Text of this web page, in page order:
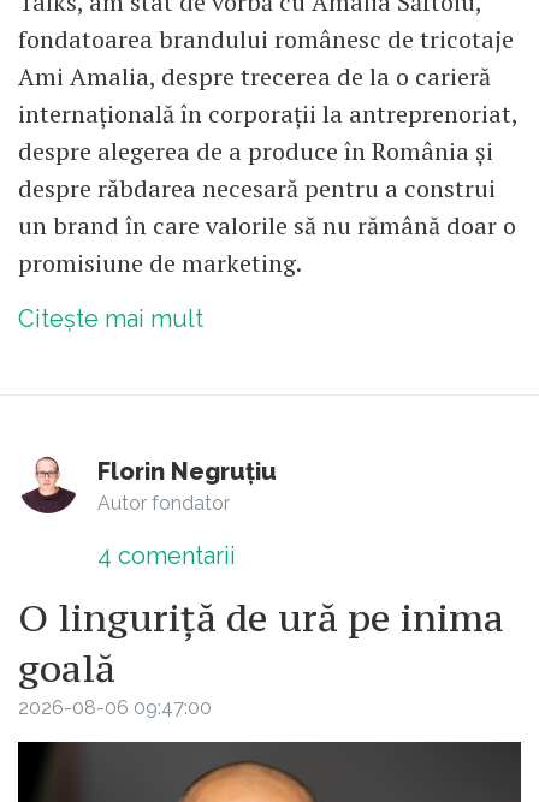
fondatoarea brandului românesc de tricotaje
Ami Amalia, despre trecerea de la o carieră
internațională în corporații la antreprenoriat,
despre alegerea de a produce în România și
despre răbdarea necesară pentru a construi
un brand în care valorile să nu rămână doar o
promisiune de marketing.
Citește mai mult
Florin Negruțiu
Autor fondator
4 comentarii
O linguriță de ură pe inima
goală
2026-08-06 09:47:00